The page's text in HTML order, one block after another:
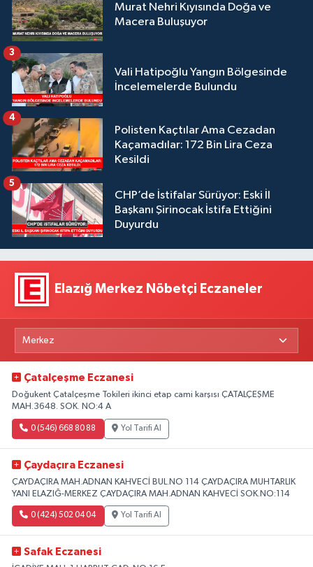
Murat Nehri Kıyısında Doğa ve
Macera Buluşuyor
Vali Hatipoğlu Yangın Bölgesinde
İncelemelerde Bulundu
3
Polisten Kaçtılar Ama Cezadan
Kaçamadılar: 172 Bin Lira Ceza
Kesildi
4
CHP’de İstifalar Sürüyor: Eski İl
Başkanı Şirinocak İstifa Ettiğini
Duyurdu
5
Elazığ Merkez Nöbetçi Eczaneler
Çatalçeşme Eczanesi
Doğukent Çatalçeşme Tokileri ikinci etap cami karşısı ÇATALÇEŞME
MAH.3648. SOK. NO:4 A
0 (546) 668 80 88 Yol Tarifi Al
Çaydaçıra Eczanesi
ÇAYDAÇIRA MAH.ADNAN KAHVECİ BUL.NO 114 ÇAYDAÇIRA MUHTARLIK
YANI ELAZIĞ-MERKEZ ÇAYDAÇIRA MAH.ADNAN KAHVECİ SOK.NO:114
0 (424) 502 04 04 Yol Tarifi Al
Safak Eczanesi